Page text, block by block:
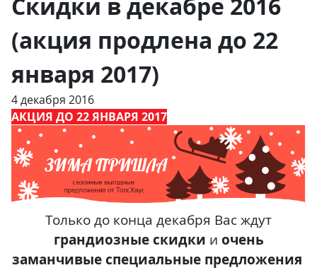
(акция продлена до 22
января 2017)
4 декабря 2016
АКЦИЯ ДО 22 ЯНВАРЯ 2017
Только до конца декабря Вас ждут
грандиозные скидки и очень
заманчивые специальные предложения